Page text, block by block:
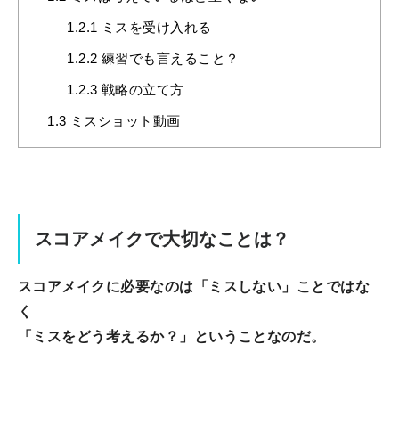
1.2.1 ミスを受け入れる
1.2.2 練習でも言えること？
1.2.3 戦略の立て方
1.3 ミスショット動画
スコアメイクで大切なことは？
スコアメイクに必要なのは「ミスしない」ことではな
く
「ミスをどう考えるか？」ということなのだ。